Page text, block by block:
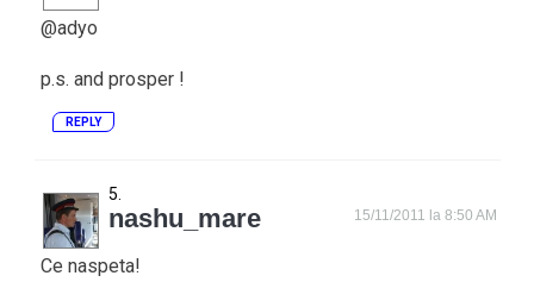
@adyo
p.s. and prosper !
REPLY
nashu_mare 15/11/2011 la 8:50 AM
Ce naspeta!